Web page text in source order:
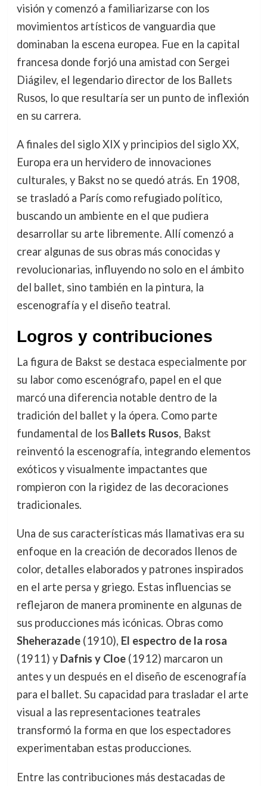
visión y comenzó a familiarizarse con los
movimientos artísticos de vanguardia que
dominaban la escena europea. Fue en la capital
francesa donde forjó una amistad con Sergei
Diágilev, el legendario director de los Ballets
Rusos, lo que resultaría ser un punto de inflexión
en su carrera.
A finales del siglo XIX y principios del siglo XX,
Europa era un hervidero de innovaciones
culturales, y Bakst no se quedó atrás. En 1908,
se trasladó a París como refugiado político,
buscando un ambiente en el que pudiera
desarrollar su arte libremente. Allí comenzó a
crear algunas de sus obras más conocidas y
revolucionarias, influyendo no solo en el ámbito
del ballet, sino también en la pintura, la
escenografía y el diseño teatral.
Logros y contribuciones
La figura de Bakst se destaca especialmente por
su labor como escenógrafo, papel en el que
marcó una diferencia notable dentro de la
tradición del ballet y la ópera. Como parte
fundamental de los Ballets Rusos, Bakst
reinventó la escenografía, integrando elementos
exóticos y visualmente impactantes que
rompieron con la rigidez de las decoraciones
tradicionales.
Una de sus características más llamativas era su
enfoque en la creación de decorados llenos de
color, detalles elaborados y patrones inspirados
en el arte persa y griego. Estas influencias se
reflejaron de manera prominente en algunas de
sus producciones más icónicas. Obras como
Sheherazade(1910), El espectro de la rosa
(1911) y Dafnis y Cloe(1912) marcaron un
antes y un después en el diseño de escenografía
para el ballet. Su capacidad para trasladar el arte
visual a las representaciones teatrales
transformó la forma en que los espectadores
experimentaban estas producciones.
Entre las contribuciones más destacadas de